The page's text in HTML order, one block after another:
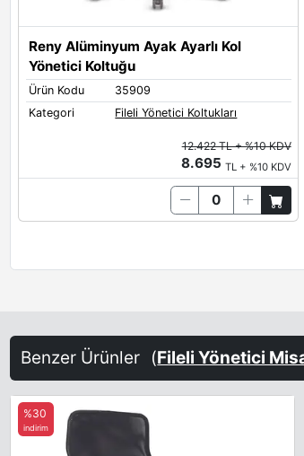
Reny Alüminyum Ayak Ayarlı Kol
Yönetici Koltuğu
Ürün Kodu
35909
Kategori
Fileli Yönetici Koltukları
12.422 TL + %10 KDV
8.695 TL + %10 KDV
Benzer Ürünler (Fileli Yönetici
%30
indirim